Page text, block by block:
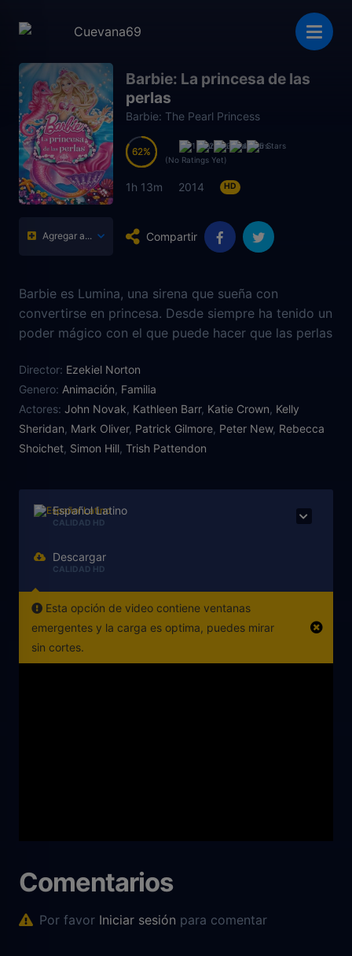
Agregar a...
Barbie: La princesa de las
perlas
Barbie: The Pearl Princess
62
62
(No Ratings Yet)
1h 13m 2014 HD
Compartir
Barbie es Lumina, una sirena que sueña con
convertirse en princesa. Desde siempre ha tenido un
poder mágico con el que puede hacer que las perlas
caballito de mar rosa, inician una aventura en un
majestuoso reino marino. Allí utiliza sus poderes
para ayudar a que sus amigos se preparen para el
Baile Real. Entonces Lumina descubre que sus perlas
mágicas son la clave para conocer su verdadero
Director: Ezekiel Norton
Genero: Animación Familia
Actores: John Novak Kathleen Barr, Katie Crown Kelly
Sheridan Mark Oliver, Patrick Gilmore Peter New, Rebecca
Shoichet Simon Hill Trish Pattendon
Español Latino
CALIDAD HD
Descargar
CALIDAD HD
Esta opción de video contiene ventanas
emergentes y la carga es optima, puedes mirar
sin cortes.
Comentarios
Por favor Iniciar sesión para comentar